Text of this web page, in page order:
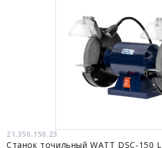
21.350.150.23
Станок точильный WATT DSC-150 L